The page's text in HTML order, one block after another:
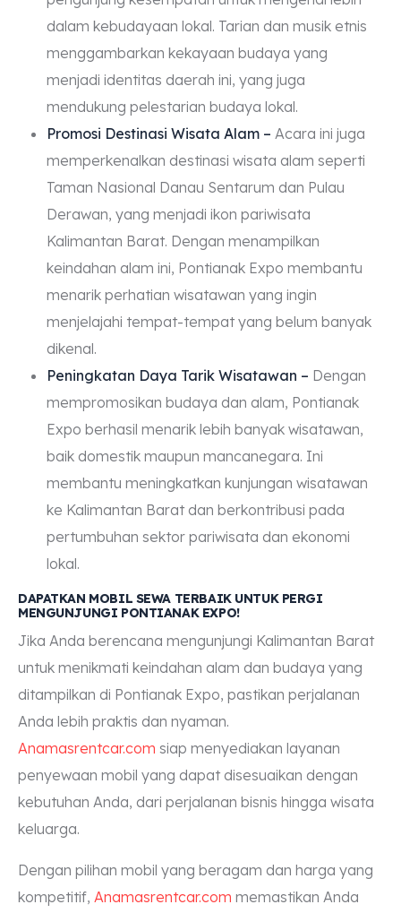
dalam kebudayaan lokal. Tarian dan musik etnis
menggambarkan kekayaan budaya yang
menjadi identitas daerah ini, yang juga
mendukung pelestarian budaya lokal.
Promosi Destinasi Wisata Alam – Acara ini juga
memperkenalkan destinasi wisata alam seperti
Taman Nasional Danau Sentarum dan Pulau
Derawan, yang menjadi ikon pariwisata
Kalimantan Barat. Dengan menampilkan
keindahan alam ini, Pontianak Expo membantu
menarik perhatian wisatawan yang ingin
menjelajahi tempat-tempat yang belum banyak
dikenal.
Peningkatan Daya Tarik Wisatawan – Dengan
mempromosikan budaya dan alam, Pontianak
Expo berhasil menarik lebih banyak wisatawan,
baik domestik maupun mancanegara. Ini
membantu meningkatkan kunjungan wisatawan
ke Kalimantan Barat dan berkontribusi pada
pertumbuhan sektor pariwisata dan ekonomi
lokal.
DAPATKAN MOBIL SEWA TERBAIK UNTUK PERGI
MENGUNJUNGI PONTIANAK EXPO!
Jika Anda berencana mengunjungi Kalimantan Barat
untuk menikmati keindahan alam dan budaya yang
ditampilkan di Pontianak Expo, pastikan perjalanan
Anda lebih praktis dan nyaman.
Anamasrentcar.com siap menyediakan layanan
penyewaan mobil yang dapat disesuaikan dengan
kebutuhan Anda, dari perjalanan bisnis hingga wisata
keluarga.
Dengan pilihan mobil yang beragam dan harga yang
kompetitif, Anamasrentcar.com memastikan Anda